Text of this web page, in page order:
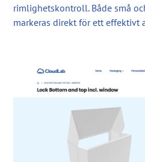
rimlighetskontroll. Både små
markeras direkt för ett effektivt